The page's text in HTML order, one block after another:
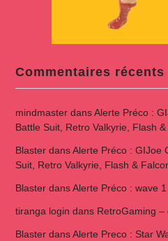
Commentaires récents
mindmasterdansAlerte Préco :
Battle Suit, Retro Valkyrie, Flash
BlasterdansAlerte Préco : GIJoe
Suit, Retro Valkyrie, Flash &
BlasterdansAlerte Préco : wave
tiranga login dans RetroGaming –
BlasterdansAlerte Preco : Star